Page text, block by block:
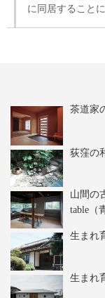
に同居すること
茶道家
荻窪の
山間の
table（
生まれ
生まれ